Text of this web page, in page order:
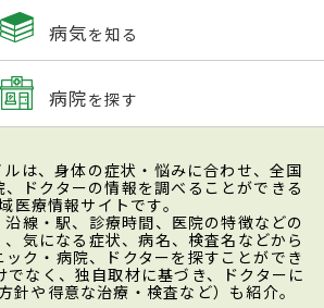
病気を知る
病院を探す
ルは、身体の症状・悩みに合わせ、全国
ドクターの情報を調べることができる
医療情報サイトです。
線・駅、診療時間、医院の特徴などの
気になる症状、病名、検査名などから
ク・病院、ドクターを探すことができ
でなく、独自取材に基づき、ドクターに
針や得意な治療・検査など）も紹介。